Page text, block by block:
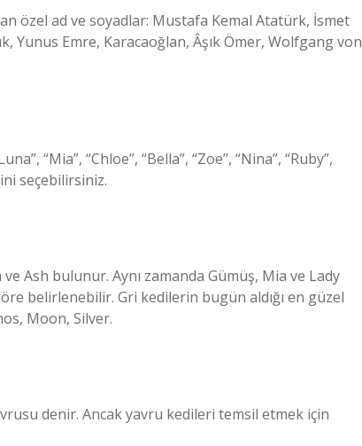
özel ad ve soyadlar: Mustafa Kemal Atatürk, İsmet
Yunus Emre, Karacaoğlan, Âşık Ömer, Wolfgang von
“Mia”, “Chloe”, “Bella”, “Zoe”, “Nina”, “Ruby”,
seçebilirsiniz.
Ash bulunur. Aynı zamanda Gümüş, Mia ve Lady
belirlenebilir. Gri kedilerin bugün aldığı en güzel
Moon, Silver.
denir. Ancak yavru kedileri temsil etmek için